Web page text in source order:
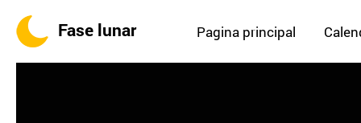
Fase lunar Pagina principal